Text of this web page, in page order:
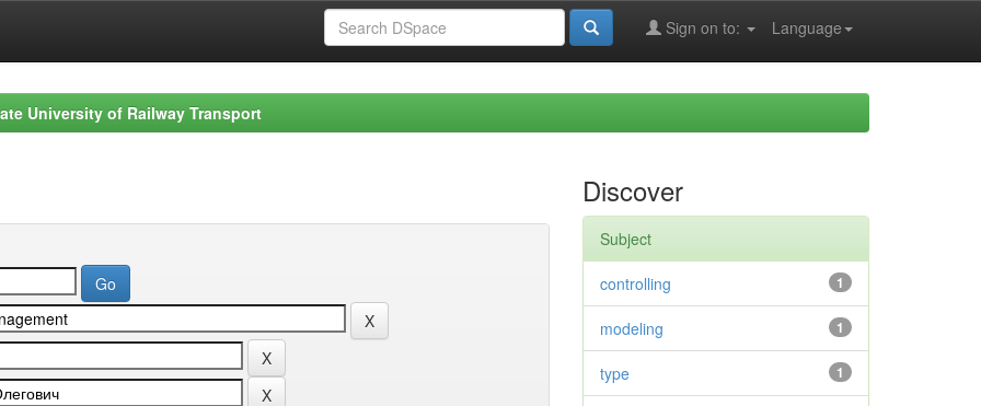
Language
Sign on to:
University of Railway Transport
Discover
Subject
1
controlling
1
modeling
1
type